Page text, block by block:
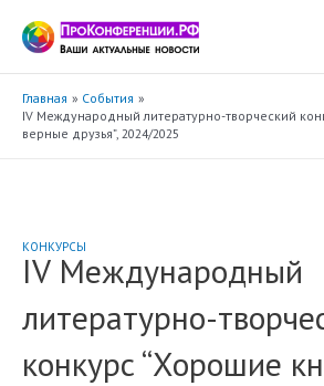
содержимому
Главная
События
IV Международный литературно-творческий
верные друзья”, 2024/2025
КОНКУРСЫ
IV Международный
литературно-
конкурс “Хорошие